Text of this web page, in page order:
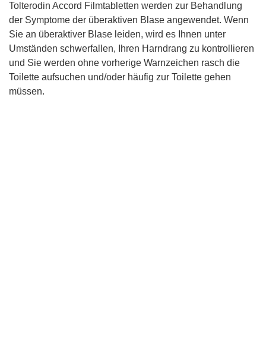
Tolterodin Accord Filmtabletten werden zur Behandlung
der Symptome der überaktiven Blase angewendet. Wenn
Sie an überaktiver Blase leiden, wird es Ihnen unter
Umständen schwerfallen, Ihren Harndrang zu kontrollieren
und Sie werden ohne vorherige Warnzeichen rasch die
Toilette aufsuchen und/oder häufig zur Toilette gehen
müssen.